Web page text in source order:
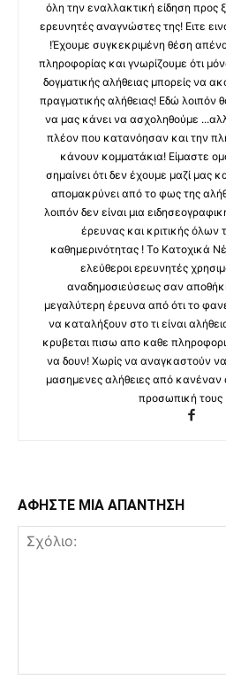
όλη την εναλλακτική είδηση προς
ερευνητές αναγνώστες της! Ειτε
!Έχουμε συγκεκριμένη θέση
πληροφορίας και γνωρίζουμε ότι
δογματικής αλήθειας μπορείς να
πραγματικής αλήθειας! Εδώ λοιπόν
να μας κάνει να ασχοληθούμε
πλέον που κατανόησαν και την
κάνουν κομματάκια! Είμαστε
σημαίνει ότι δεν έχουμε μαζί μας
απομακρύνει από το φως της
λοιπόν δεν είναι μια
έρευνας και κριτικής όλων
καθημερινότητας ! Το Κατοχικά
ελεύθεροι ερευνητές
αναδημοσιεύσεως σαν
μεγαλύτερη έρευνα από ότι το
να καταλήξουν στο τι είναι
κρυβεται πισω απο καθε
να δουν! Χωρίς να αναγκαστούν να
μασημενες αλήθειες από
προσωπική τους
ΑΦΗΣΤΕ ΜΙΑ ΑΠΑΝΤΗΣΗ